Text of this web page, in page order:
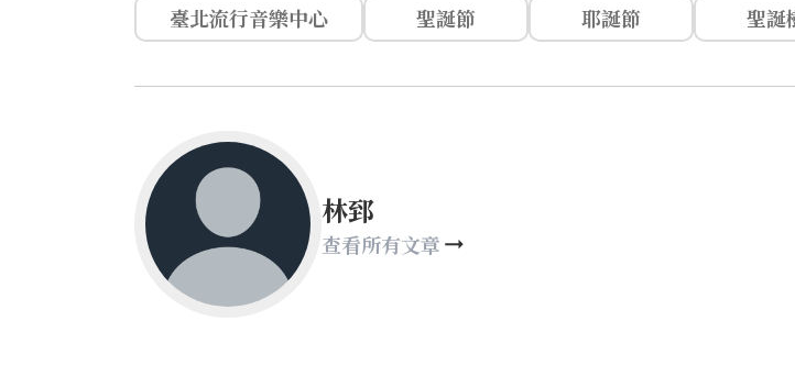
臺北流行音樂中心 聖誕節 耶誕節 聖誕
林郅
查看所有文章